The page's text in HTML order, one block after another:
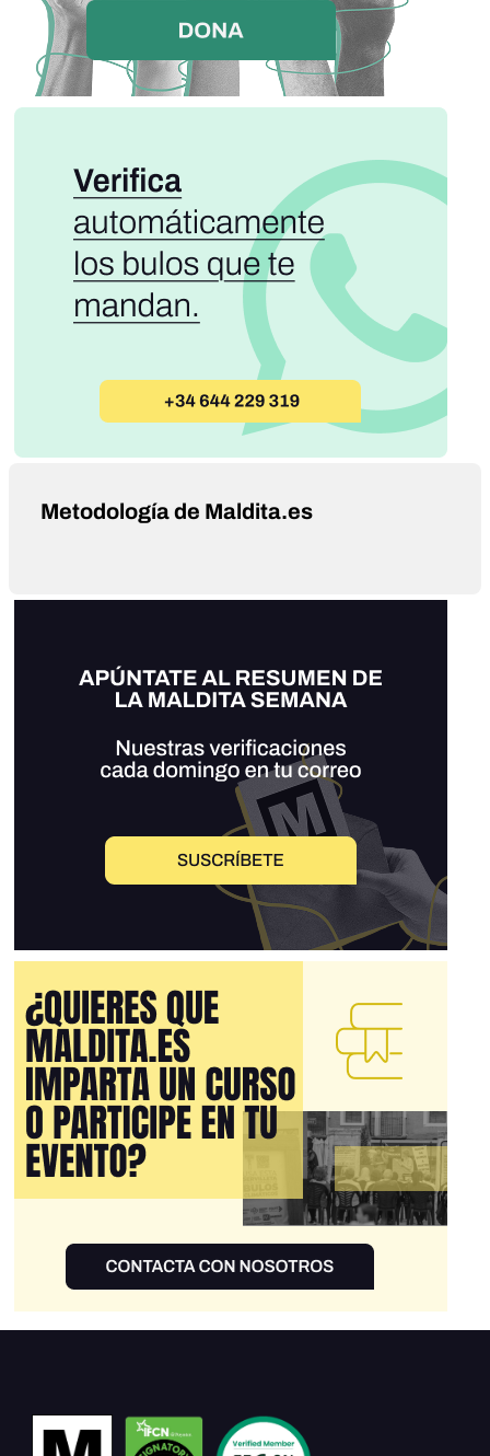
Metodología de Maldita.es